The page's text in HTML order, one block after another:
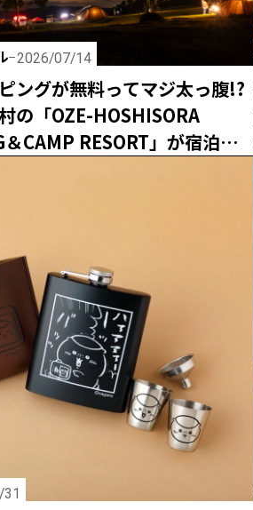
2026/07/14
ングが無料ってマジ太っ腹!?
の「OZE-HOSHISORA
CAMP RESORT」が宿泊料